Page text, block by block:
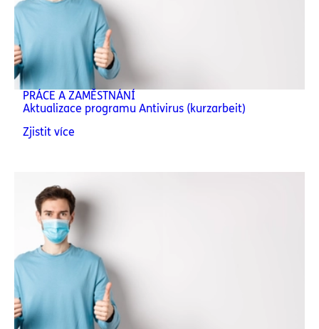
PRÁCE A ZAMĚSTNÁNÍ
Aktualizace programu Antivirus (kurzarbeit)
Zjistit více